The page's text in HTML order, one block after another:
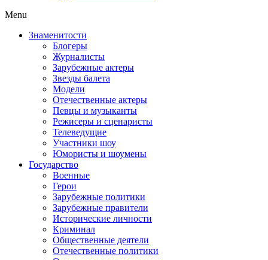
Menu
Знаменитости
Блогеры
Журналисты
Зарубежные актеры
Звезды балета
Модели
Отечественные актеры
Певцы и музыканты
Режисеры и сценаристы
Телеведущие
Участники шоу
Юмористы и шоумены
Государство
Военные
Герои
Зарубежные политики
Зарубежные правители
Исторические личности
Криминал
Общественные деятели
Отечественные политики